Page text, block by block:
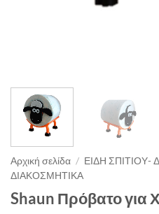
Αρχική σελίδα / ΕΙΔΗ ΣΠΙΤΙΟΥ-
ΔΙΑΚΟΣΜΗΤΙΚΑ
Shaun Πρόβατο για